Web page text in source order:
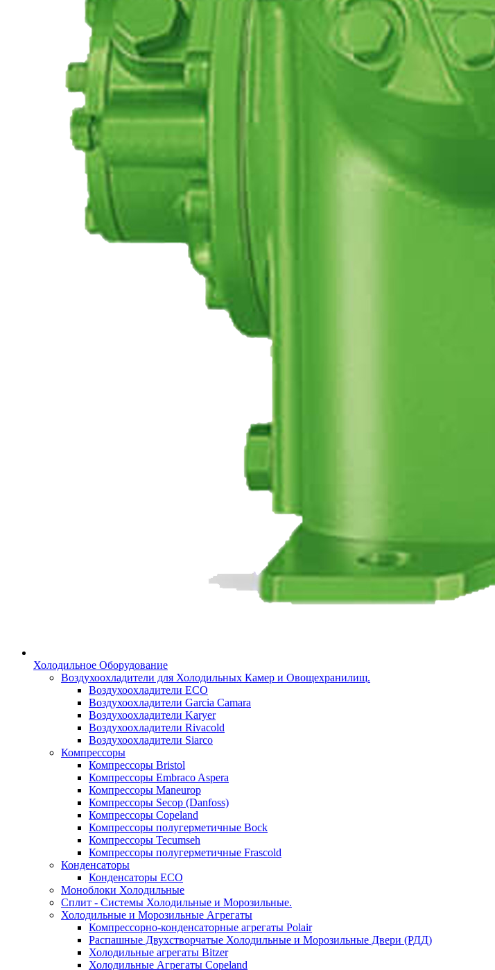
Холодильное Оборудование
Воздухоохладители для Холодильных Камер и Овощехранилищ.
Воздухоохладители ECO
Воздухоохладители Garcia Camara
Воздухоохладители Karyer
Воздухоохладители Rivacold
Воздухоохладители Siarco
Компрессоры
Компрессоры Bristol
Компрессоры Embraco Aspera
Компрессоры Maneurop
Компрессоры Secop (Danfoss)
Компрессоры Copeland
Компрессоры полугерметичные Bock
Компрессоры Tecumseh
Компрессоры полугерметичные Frascold
Конденсаторы
Конденсаторы ECO
Моноблоки Холодильные
Сплит - Системы Холодильные и Морозильные.
Холодильные и Морозильные Агрегаты
Компрессорно-конденсаторные агрегаты Polair
Распашные Двухстворчатые Холодильные и Морозильные Двери (РДД)
Холодильные агрегаты Bitzer
Холодильные Агрегаты Copeland